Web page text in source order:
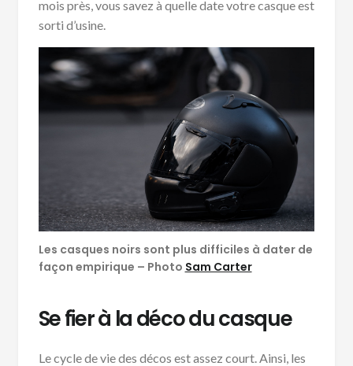
mois près, vous savez à quelle date votre casque est
sorti d’usine.
Les casques noirs sont plus difficiles à dater de
façon empirique – Photo Sam Carter
Se fier à la déco du casque
Le cycle de vie des décos est assez court. Ainsi, les